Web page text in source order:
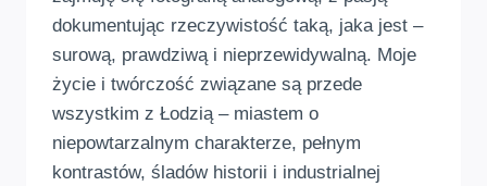
dokumentując rzeczywistość taką, jaka jest –
surową, prawdziwą i nieprzewidywalną. Moje
życie i twórczość związane są przede
wszystkim z Łodzią – miastem o
niepowtarzalnym charakterze, pełnym
kontrastów, śladów historii i industrialnej